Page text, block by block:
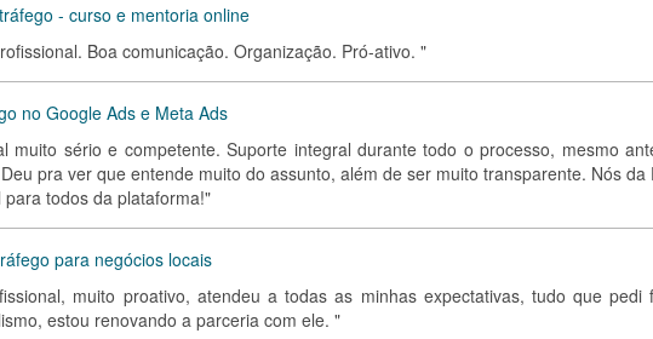
- curso e mentoria online
Boa comunicação. Organização. Pró-ativo. "
no Google Ads e Meta Ads
muito sério e competente. Suporte integral durante todo o processo, mesmo
pra ver que entende muito do assunto, além de ser muito transparente. Nós da
para todos da plataforma!"
para negócios locais
muito proativo, atendeu a todas as minhas expectativas, tudo que pedi
estou renovando a parceria com ele. "